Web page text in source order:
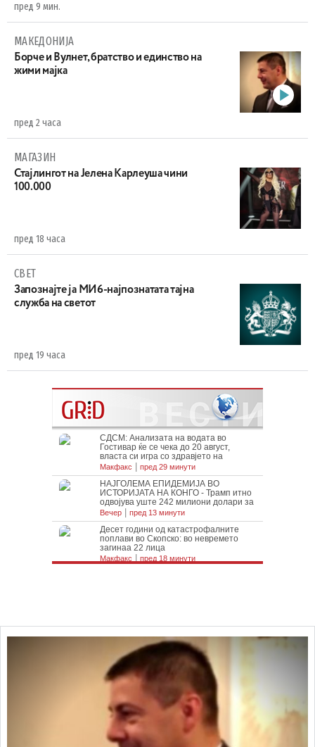
пред 9 мин.
МАКЕДОНИЈА
Борче и Вулнет, братство и единство на
жими мајка
пред 2 часа
МАГАЗИН
Стајлингот на Јелена Карлеуша чини
100.000
пред 18 часа
СВЕТ
Запознајте ја МИ6-најпознатата тајна
служба на светот
пред 19 часа